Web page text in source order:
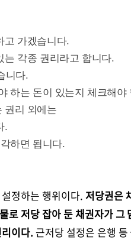
고 가겠습니다.
는 각종 권리라고 합니다.
니다.
하는 돈이 있는지 체크해야
권리 외에는
.
하면 됩니다.
정하는 행위이다. 저당권은
로 저당 잡아 둔 채권자가 그
이다. 근저당 설정은 은행